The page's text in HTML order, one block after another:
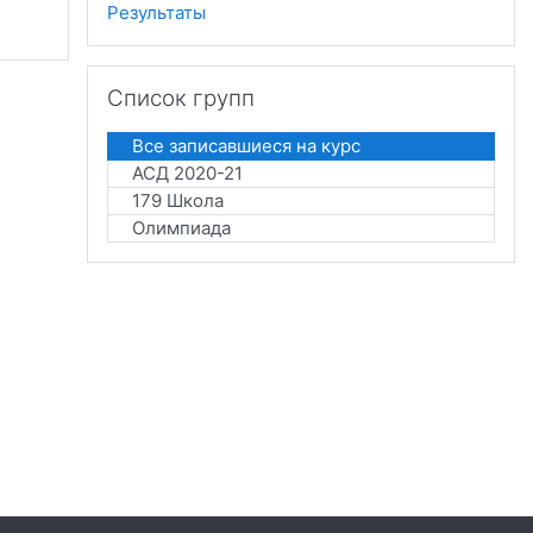
Результаты
Список групп
Все записавшиеся на курс
АСД 2020-21
179 Школа
Олимпиада